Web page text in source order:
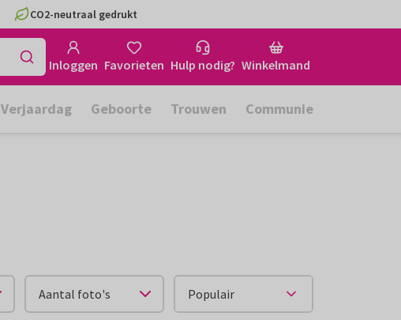
CO2-neutraal gedrukt
Inloggen Favorieten Hulp nodig? Winkelmand
Verjaardag Geboorte Trouwen Communie
Aantal foto's